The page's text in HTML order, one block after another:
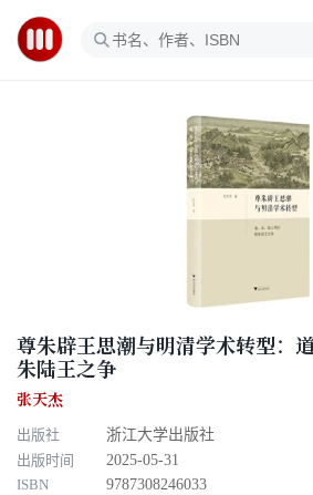
尊朱辟王思潮与明清学术转型：
朱陆王之争
张天杰
出版社
浙江大学出版社
出版时间
2025-05-31
ISBN
9787308246033